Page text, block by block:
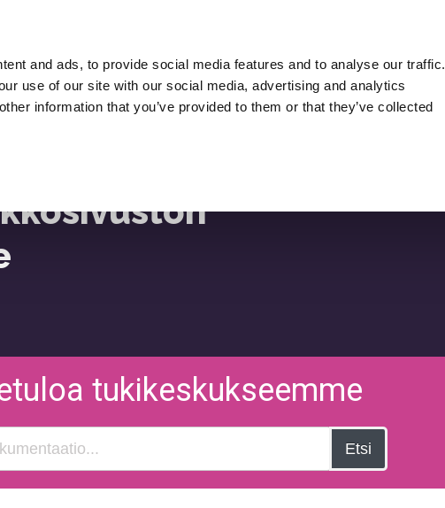
and ads, to provide social media features and to analyse our traffic.
use of our site with our social media, advertising and analytics
information that you’ve provided to them or that they’ve collected
Lataukset SEO Blogi Resurssit Arvostelut
tukikeskukseemme
Etsi